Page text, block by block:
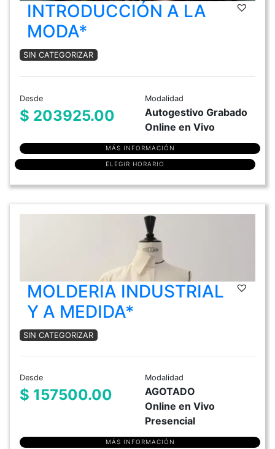
INTRODUCCIÓN A LA
MODA*
SIN CATEGORIZAR
Desde
$ 203925.00
Modalidad
Autogestivo Grabado
Online en Vivo
MÁS INFORMACIÓN
ELEGIR HORARIO
MOLDERIA INDUSTRIAL
Y A MEDIDA*
SIN CATEGORIZAR
Desde
$ 157500.00
Modalidad
AGOTADO
Online en Vivo
Presencial
MÁS INFORMACIÓN